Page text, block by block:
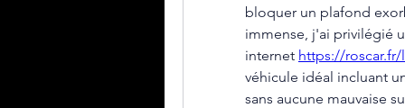
bloquer un plafond
immense, j'ai privilégié
internet https://
véhicule idéal incluant
sans aucune mauvaise